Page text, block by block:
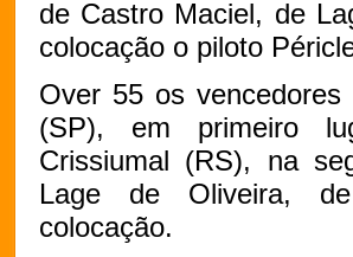
de Castro Maciel, de
colocação o piloto
Over 55 os
(SP), em primeiro
Crissiumal (RS), na
Lage de Oliveira,
colocação.